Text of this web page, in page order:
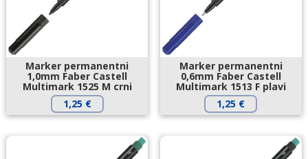
Marker permanentni
1,0mm Faber Castell
Multimark 1525 M crni
1,25 €
Marker permanentni
0,6mm Faber Castell
Multimark 1513 F plavi
1,25 €